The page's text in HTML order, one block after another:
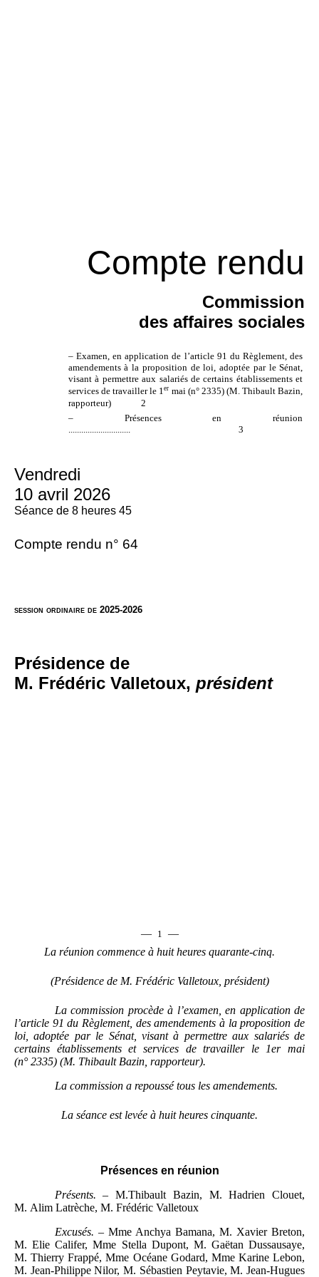
Compte rendu
Commission
des affaires sociales
– Examen, en application de l’article 91 du Règlement, des
amendements à la proposition de loi, adoptée par le Sénat,
visant à permettre aux salariés de certains établissements et
services de travailler le 1er mai (n° 2335) (M. Thibault Bazin,
rapporteur) 2
– Présences en réunion
.............................
3
Vendredi
10 avril 2026
Séance de 8 heures 45
Compte rendu n° 64
session ordinaire de 2025-2026
Présidence de
M. Frédéric Valletoux, président
— 1 —
La réunion commence à huit heures quarante-cinq.
(Présidence de M. Frédéric Valletoux, président)
La commission procèdeà l’examen, en application de
l’article 91 du Règlement, des amendements à la proposition de
loi, adoptée par le Sénat, visant à permettre aux salariés de
certains établissements et services de travailler le 1er mai
(n° 2335) (M. Thibault Bazin, rapporteur).
La commission a repoussé tous les amendements.
La séance est levée à huit heures cinquante.
Présences en réunion
Présents.
– M.Thibault Bazin, M. Hadrien Clouet,
M. Alim Latrèche, M. Frédéric Valletoux
Excusés. – Mme Anchya Bamana, M. Xavier Breton,
M. Elie Califer, Mme Stella Dupont, M. Gaëtan Dussausaye,
M. Thierry Frappé, Mme Océane Godard, Mme Karine Lebon,
M. Jean-Philippe Nilor, M. Sébastien Peytavie, M. Jean-Hugues